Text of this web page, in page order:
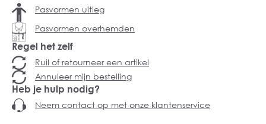
Pasvormen uitleg
Pasvormen overhemden
Regel het zelf
Ruil of retourneer een artikel
Annuleer mijn bestelling
Heb je hulp nodig?
Neem contact op met onze klantenservice